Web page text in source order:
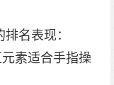
名表现：
素适合手指操